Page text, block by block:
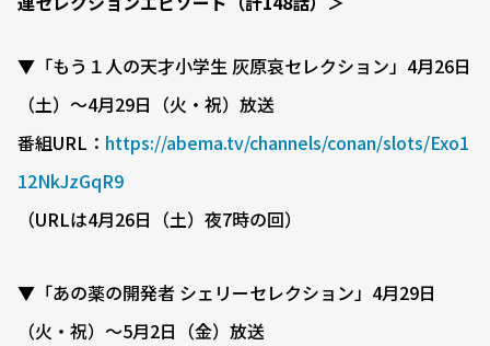
▼「もう１人の天才小学生 灰原哀セレクション」4月26日
（土）〜4月29日（火・祝）放送
番組URL： https://abema.tv/channels/conan/slots/Exo1
12NkJzGqR9
（URLは4月26日（土）夜7時の回）
▼「あの薬の開発者 シェリーセレクション」4月29日
（火・祝）〜5月2日（金）放送